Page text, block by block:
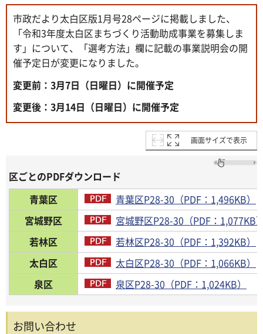
市政だより太白区版1月号28ページに掲載しました、
「令和3年度太白区まちづくり活動助成事業を募集しま
す」について、「選考方法」欄に記載の事業説明会の開
催予定日が変更になりました。
変更前：3月7日（日曜日）に開催予定
変更後：3月14日（日曜日）に開催予定
画面サイズで表示
区ごとのPDFダウンロード
青葉区
青葉区P28-30（PDF：1,496KB）
宮城野区
宮城野区P28-30（PDF：1,077KB
若林区
若林区P28-30（PDF：1,392KB）
太白区
太白区P28-30（PDF：1,066KB）
泉区
泉区P28-30（PDF：1,024KB）
お問い合わせ